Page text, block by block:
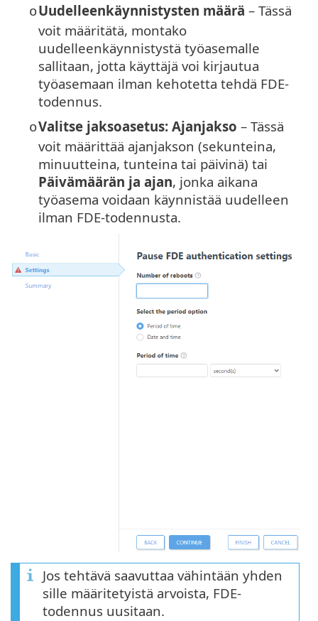
oUudelleenkäynnistysten määrä – Tässä
voit määritätä, montako
uudelleenkäynnistystä työasemalle
sallitaan, jotta käyttäjä voi kirjautua
työasemaan ilman kehotetta tehdä FDE-
todennus.
oValitse jaksoasetus: Ajanjakso – Tässä
voit määrittää ajanjakson (sekunteina,
minuutteina, tunteina tai päivinä) tai
Päivämäärän ja ajan, jonka aikana
työasema voidaan käynnistää uudelleen
ilman FDE-todennusta.
Jos tehtävä saavuttaa vähintään yhden
sille määritetyistä arvoista, FDE-
todennus uusitaan.